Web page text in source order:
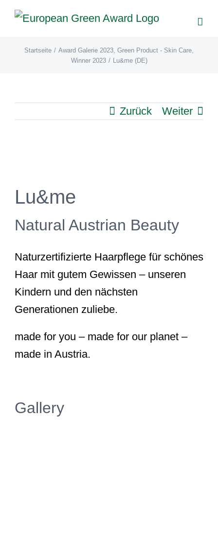
Zum
Inhalt
Startseite / Award Galerie 2023 Green Product - Skin Care
Winner 2023 / Lu&me (DE)
Zurück Weiter
Image
Lu&me
Natural Austrian Beauty
Naturzertifizierte Haarpflege für schönes
Haar mit gutem Gewissen – unseren
Kindern und den nächsten
Generationen zuliebe.
made for you – made for our planet –
made in Austria.
Gallery